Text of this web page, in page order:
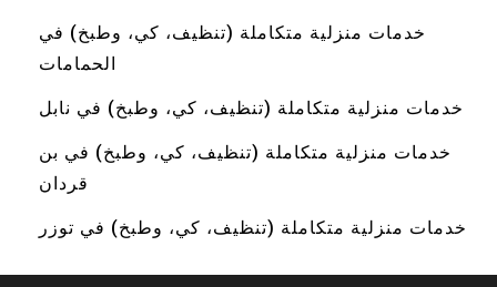
خدمات منزلية متكاملة (تنظيف، كي، وطبخ) في
الحمامات
خدمات منزلية متكاملة (تنظيف، كي، وطبخ) في نابل
خدمات منزلية متكاملة (تنظيف، كي، وطبخ) في بن
قردان
خدمات منزلية متكاملة (تنظيف، كي، وطبخ) في توزر